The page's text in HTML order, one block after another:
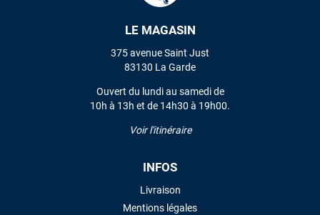
LE MAGASIN
375 avenue Saint Just
83130 La Garde
Ouvert du lundi au samedi de
10h à 13h et de 14h30 à 19h00.
Voir l'itinéraire
INFOS
Livraison
Mentions légales